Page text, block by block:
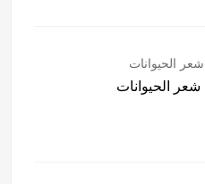
شعر الحيوانات